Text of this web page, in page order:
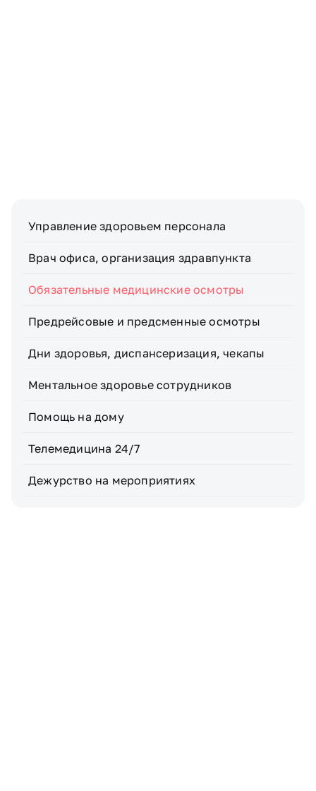
Управление здоровьем персонала
Врач офиса, организация здравпункта
Обязательные медицинские осмотры
Предрейсовые и предсменные осмотры
Дни здоровья, диспансеризация, чекапы
Ментальное здоровье сотрудников
Помощь на дому
Телемедицина 24/7
Дежурство на мероприятиях